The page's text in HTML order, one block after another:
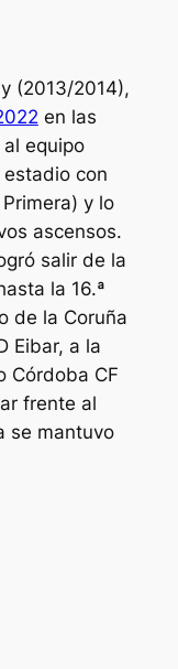
(2013/2014),
en las
equipo
con
y lo
ascensos.
salir de la
la 16.ª
de la Coruña
Eibar, a la
Córdoba CF
frente al
se mantuvo